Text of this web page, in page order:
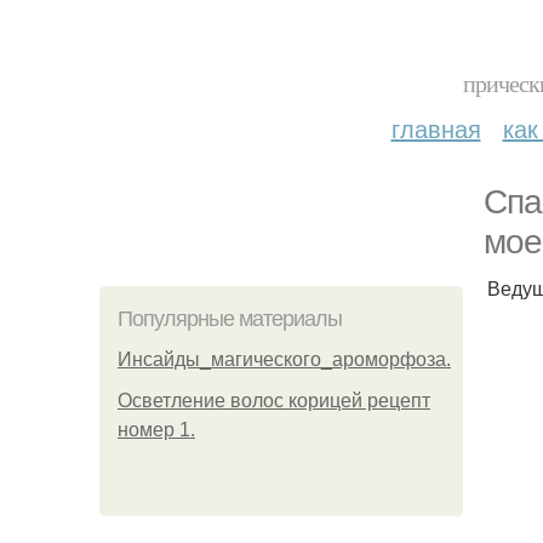
главная
Популярные материалы
Инсайды_магического_ароморфоза.
Осветление волос корицей рецепт
номер 1.